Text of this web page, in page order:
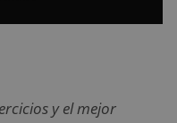
y el mejor